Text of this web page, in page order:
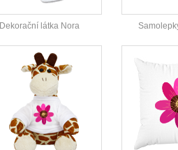
Dekorační látka Nora